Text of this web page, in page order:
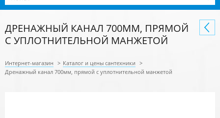
ДРЕНАЖНЫЙ КАНАЛ 700ММ, ПРЯМОЙ
С УПЛОТНИТЕЛЬНОЙ МАНЖЕТОЙ
Интернет-магазин > Каталог и цены сантехники >
Дренажный канал 700мм, прямой с уплотнительной манжетой